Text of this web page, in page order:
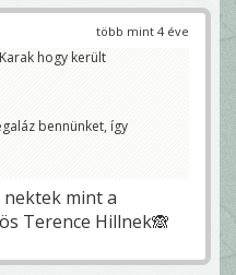
több mint 4 éve
hogy került
bennünket, így
nektek mint a
Terence Hillnek🙈